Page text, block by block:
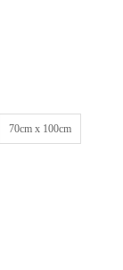
70cm x 100cm